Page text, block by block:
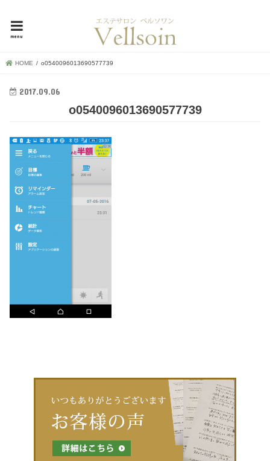
menu
HOME o0540096013690577739
2017.09.06
o0540096013690577739